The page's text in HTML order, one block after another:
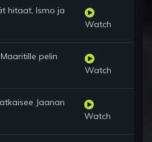
hitaat, Ismo ja
Watch
pelin
Watch
Jaanan
Watch